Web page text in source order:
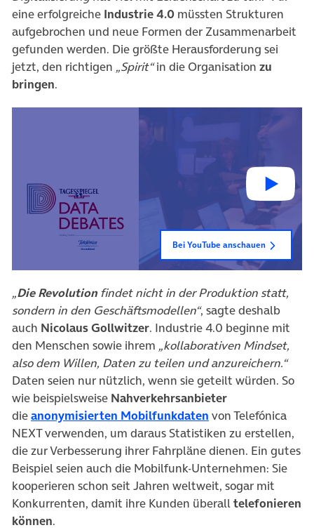
eine erfolgreiche Industrie 4.0 müssten Strukturen
aufgebrochen und neue Formen der Zusammenarbeit
gefunden werden. Die größte Herausforderung sei
jetzt, den richtigen „Spirit“in die Organisation zu
bringen.
Bei YouTube anschauen
„Die Revolutionfindet nicht in der Produktion statt,
sondern in den Geschäftsmodellen“, sagte deshalb
auch Nicolaus Gollwitzer. Industrie 4.0 beginne mit
den Menschen sowie ihrem „kollaborativen Mindset,
also dem Willen, Daten zu teilen und anzureichern.“
Daten seien nur nützlich, wenn sie geteilt würden. So
wie beispielsweise Nahverkehrsanbieter
dieanonymisierten Mobilfunkdaten (öffnet in neuem
von Telefónica
NEXT verwenden, um daraus Statistiken zu erstellen,
die zur Verbesserung ihrer Fahrpläne dienen. Ein gutes
Beispiel seien auch die Mobilfunk-Unternehmen: Sie
kooperieren schon seit Jahren weltweit, sogar mit
Konkurrenten, damit ihre Kunden überalltelefonieren
können.